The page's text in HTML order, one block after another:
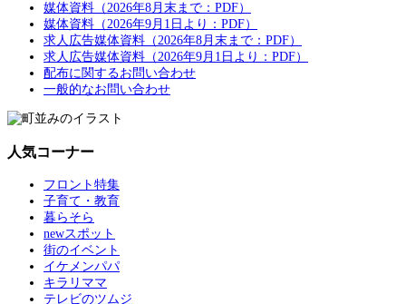
媒体資料（2026年8月末まで：PDF）
媒体資料（2026年9月1日より：PDF）
求人広告媒体資料（2026年8月末まで：PDF）
求人広告媒体資料（2026年9月1日より：PDF）
配布に関するお問い合わせ
一般的なお問い合わせ
人気コーナー
フロント特集
子育て・教育
暮らそら
newスポット
街のイベント
イケメンパパ
キラリママ
テレビのツムジ